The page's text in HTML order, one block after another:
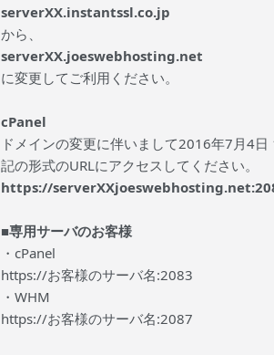
serverXX.instantssl.co.jp
から、
serverXX.joeswebhosting.net
に変更してご利用ください。
cPanel
ドメインの変更に伴いまして2016年7月4
記の形式のURLにアクセスしてください。
https://
■専用サーバのお客様
・cPanel
https://お客様のサーバ名:2083
・WHM
https://お客様のサーバ名:2087